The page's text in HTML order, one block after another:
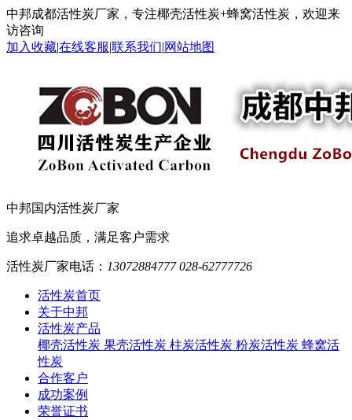
中邦成都活性炭厂家，专注椰壳活性炭+蜂窝活性炭，欢迎来
访咨询
加入收藏|在线客服|联系我们|网站地图
中邦国内活性炭厂家
追求卓越品质，满足客户需求
活性炭厂家电话： 13072884777 028-62777726
活性炭首页
关于中邦
活性炭产品
椰壳活性炭 果壳活性炭 柱炭活性炭 粉炭活性炭 蜂窝活
性炭
合作客户
成功案例
荣誉证书